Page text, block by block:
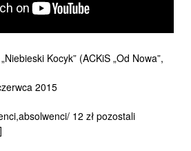
Kocyk” (ACKiS „Od Nowa”,
2015
12 zł pozostali